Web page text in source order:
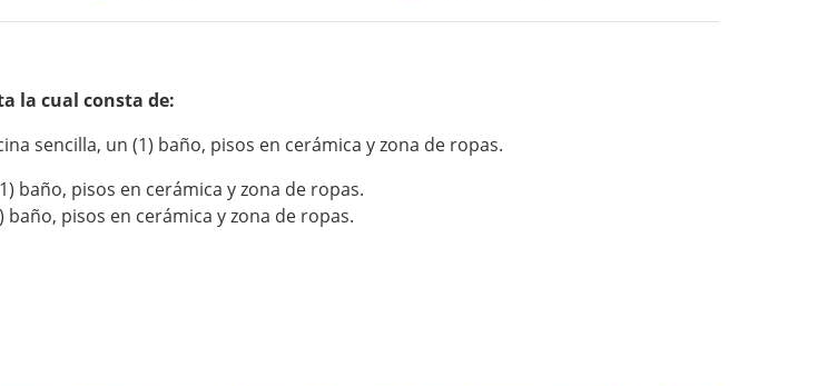
la cual consta de:
sencilla, un (1) baño, pisos en cerámica y zona de ropas.
baño, pisos en cerámica y zona de ropas.
pisos en cerámica y zona de ropas.